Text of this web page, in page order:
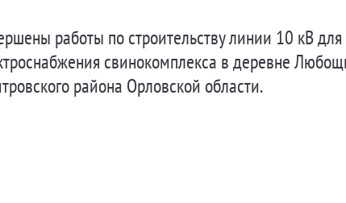
работы по строительству линии 10 кВ для
свинокомплекса в деревне
района Орловской области.